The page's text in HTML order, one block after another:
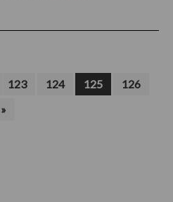
Pagina
123 Pagina
124 Pagina
125 Pagina
126